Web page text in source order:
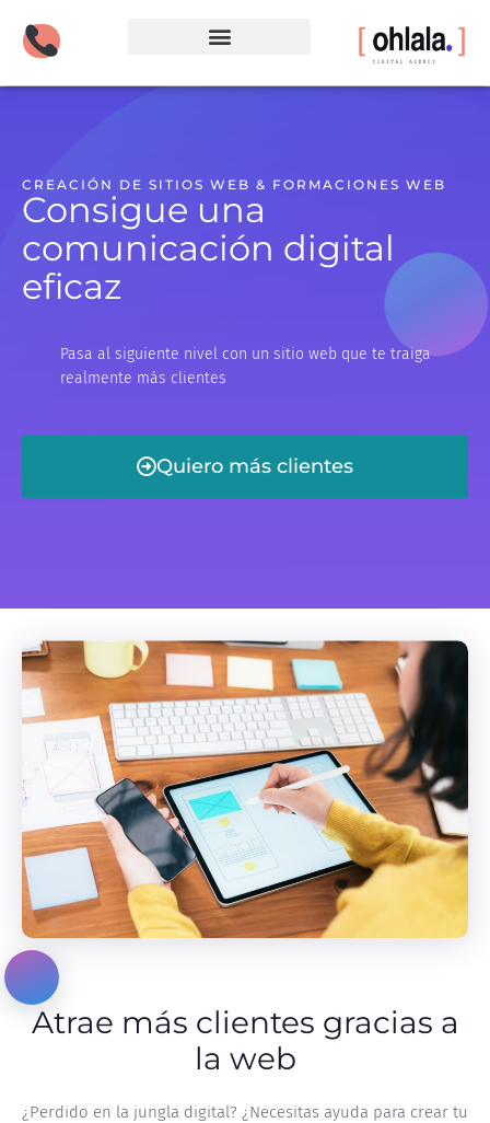
CREACIÓN DE SITIOS WEB & FORMACIONES WEB
Consigue una
comunicación digital
eficaz
Pasa al siguiente nivel con un sitio web que te traiga
realmente más clientes
Quiero más clientes
Atrae más clientes gracias a
la web
¿Perdido en la jungla digital? ¿Necesitas ayuda para crear tu